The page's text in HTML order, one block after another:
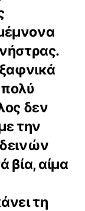
δεν
την
βία, αίμα
τη